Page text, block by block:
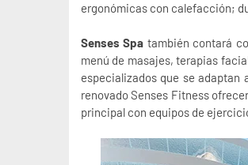
ergonómicas con calefacción;
Senses Spa también contará
menú de masajes, terapias
especializados que se adaptan
renovado Senses Fitness
principal con equipos de